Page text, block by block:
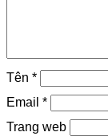
Tên *
Email *
Trang web